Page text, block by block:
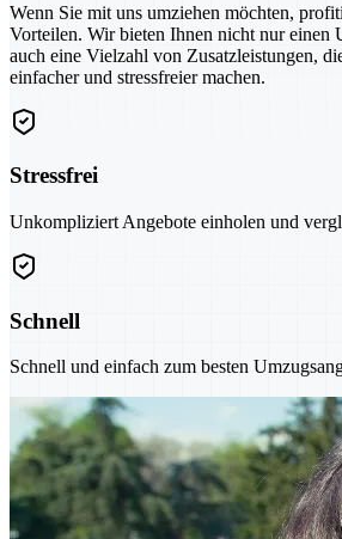
Wenn Sie mit uns umziehen möchten,
Vorteilen. Wir bieten Ihnen nicht nur einen
auch eine Vielzahl von Zusatzleistungen,
einfacher und stressfreier machen.
Stressfrei
Unkompliziert Angebote einholen und
Schnell
Schnell und einfach zum besten